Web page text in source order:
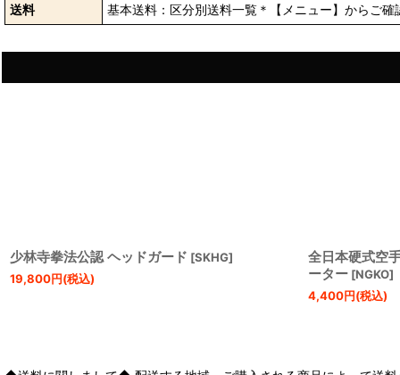
送料
基本送料：区分別送料一覧＊【メニュー】からご確
少林寺拳法公認 ヘッドガード [SKHG]
19,800円(税込)
全日本硬式空
ーター [NGKO]
4,400円(税込)